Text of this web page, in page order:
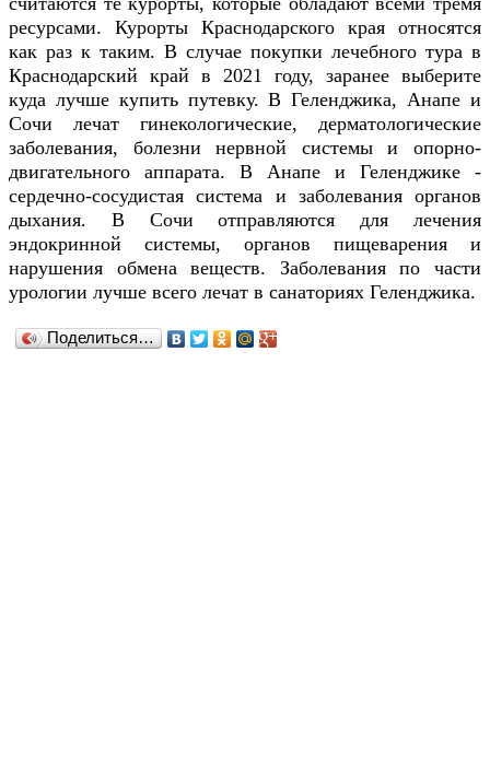
ресурсами. Курорты Краснодарского края относятся
как раз к таким. В случае покупки лечебного тура в
Краснодарский край в 2021 году, заранее выберите
куда лучше купить путевку. В Геленджика, Анапе и
Сочи лечат гинекологические, дерматологические
заболевания, болезни нервной системы и опорно-
двигательного аппарата. В Анапе и Геленджике -
сердечно-сосудистая система и заболевания органов
дыхания. В Сочи отправляются для лечения
эндокринной системы, органов пищеварения и
нарушения обмена веществ. Заболевания по части
урологии лучше всего лечат в санаториях Геленджика.
Поделиться…